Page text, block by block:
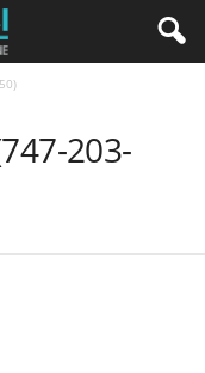
203-